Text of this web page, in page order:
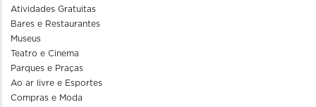
Atividades Gratuitas
Bares e Restaurantes
Museus
Teatro e Cinema
Parques e Praças
Ao ar livre e Esportes
Compras e Moda